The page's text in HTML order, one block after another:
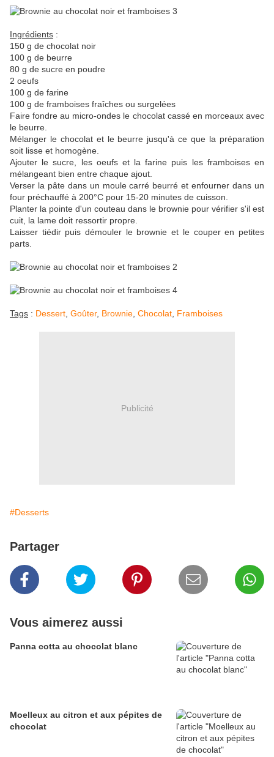
Ingrédients :
150 g de chocolat noir
100 g de beurre
80 g de sucre en poudre
2 oeufs
100 g de farine
100 g de framboises fraîches ou surgelées
Faire fondre au micro-ondes le chocolat cassé en morceaux avec
le beurre.
Mélanger le chocolat et le beurre jusqu'à ce que la préparation
soit lisse et homogène.
Ajouter le sucre, les oeufs et la farine puis les framboises en
mélangeant bien entre chaque ajout.
Verser la pâte dans un moule carré beurré et enfourner dans un
four préchauffé à 200°C pour 15-20 minutes de cuisson.
Planter la pointe d'un couteau dans le brownie pour vérifier s'il est
cuit, la lame doit ressortir propre.
Laisser tiédir puis démouler le brownie et le couper en petites
parts.
Tags : Dessert Goûter, Brownie Chocolat Framboises
Publicité
#Desserts
Partager
Vous aimerez aussi
Panna cotta au chocolat blanc
Moelleux au citron et aux pépites de
chocolat